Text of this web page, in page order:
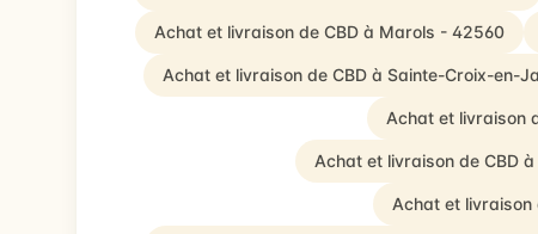
Achat et livraison de CBD à Marols - 42560
Achat et livraison de CBD à Sainte-Croix-en-
Achat et livraison
Achat et livraison de CBD
Achat et livraison